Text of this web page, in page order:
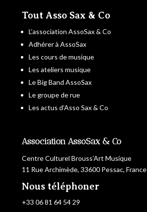
Tout Asso Sax & Co
L’association AssoSax & Co
Adhérer à AssoSax
Les cours de musique
Les ateliers musique
Le Big Band AssoSax
Le groupe de rue
Les actus d’Asso Sax & Co
Association AssoSax & Co
Centre Culturel Brouss’Art Musique
11 Rue Archimède, 33600 Pessac, France
Nous téléphoner
+33 06 81 64 54 29